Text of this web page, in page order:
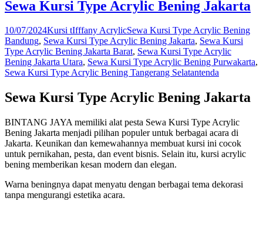
Sewa Kursi Type Acrylic Bening Jakarta
10/07/2024Kursi tIfffany AcrylicSewa Kursi Type Acrylic Bening
Bandung, Sewa Kursi Type Acrylic Bening Jakarta, Sewa Kursi
Type Acrylic Bening Jakarta Barat, Sewa Kursi Type Acrylic
Bening Jakarta Utara, Sewa Kursi Type Acrylic Bening Purwakarta,
Sewa Kursi Type Acrylic Bening Tangerang Selatantenda
Sewa Kursi Type Acrylic Bening Jakarta
BINTANG JAYA memiliki alat pesta Sewa Kursi Type Acrylic
Bening Jakarta menjadi pilihan populer untuk berbagai acara di
Jakarta. Keunikan dan kemewahannya membuat kursi ini cocok
untuk pernikahan, pesta, dan event bisnis. Selain itu, kursi acrylic
bening memberikan kesan modern dan elegan.
Warna beningnya dapat menyatu dengan berbagai tema dekorasi
tanpa mengurangi estetika acara.